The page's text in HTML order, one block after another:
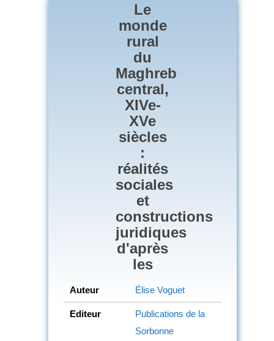
Le
monde
rural
du
Maghreb
central,
XIVe-
XVe
siècles
:
réalités
sociales
et
constructions
juridiques
d'après
les
Auteur Élise Voguet
Editeur
Publications de la
Sorbonne